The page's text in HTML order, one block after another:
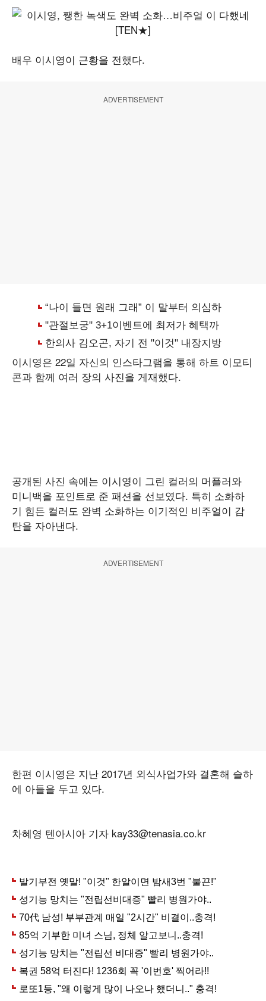
배우 이시영이 근황을 전했다.
ADVERTISEMENT
이시영은 22일 자신의 인스타그램을 통해 하트 이모티
콘과 함께 여러 장의 사진을 게재했다.
공개된 사진 속에는 이시영이 그린 컬러의 머플러와
미니백을 포인트로 준 패션을 선보였다. 특히 소화하
기 힘든 컬러도 완벽 소화하는 이기적인 비주얼이 감
탄을 자아낸다.
ADVERTISEMENT
한편 이시영은 지난 2017년 외식사업가와 결혼해 슬하
에 아들을 두고 있다.
차혜영 텐아시아 기자 kay33@tenasia.co.kr